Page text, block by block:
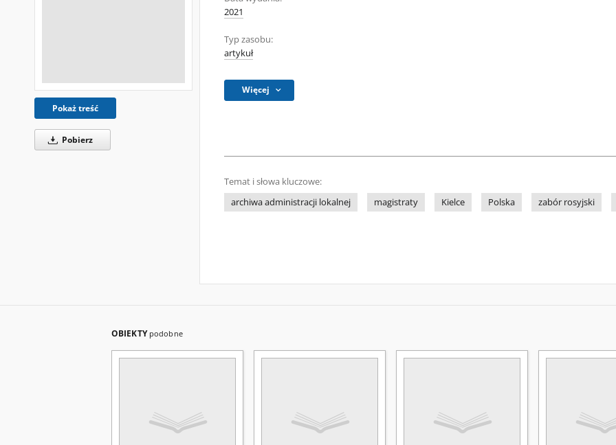
Pokaż treść
Pobierz
2021
Typ zasobu:
artykuł
Więcej
Temat i słowa kluczowe:
archiwa administracji lokalnej
magistraty Kielce Polska zabór rosyjski
OBIEKTY podobne